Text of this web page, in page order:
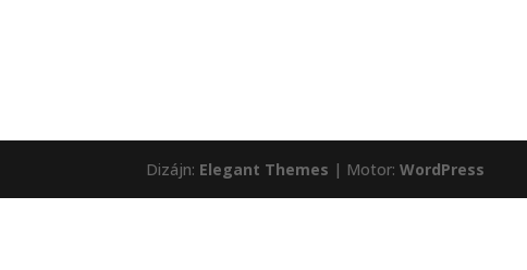
Dizájn: Elegant Themes | Motor:WordPress